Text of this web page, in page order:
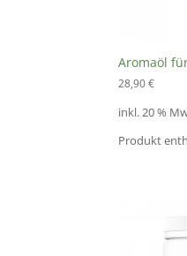
Aromaöl
28,90€
inkl. 20 %
Produkt